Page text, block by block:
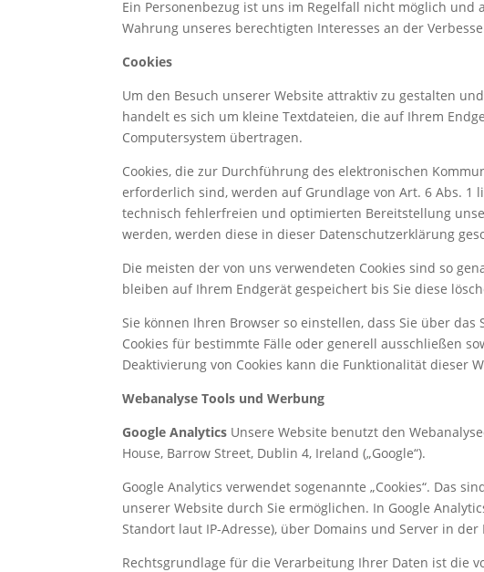
Ein Personenbezug ist uns im Regelfall nicht möglich
Wahrung unseres berechtigten Interesses an der
Cookies
Um den Besuch unserer Website attraktiv zu gestalten
handelt es sich um kleine Textdateien, die auf Ihrem
Computersystem übertragen.
Cookies, die zur Durchführung des elektronischen
erforderlich sind, werden auf Grundlage von Art. 6 Abs. 1
technisch fehlerfreien und optimierten Bereitstellung
werden, werden diese in dieser Datenschutzerklärung
Die meisten der von uns verwendeten Cookies sind so
bleiben auf Ihrem Endgerät gespeichert bis Sie diese
Sie können Ihren Browser so einstellen, dass Sie über
Cookies für bestimmte Fälle oder generell ausschließen
Deaktivierung von Cookies kann die Funktionalität dieser
Webanalyse Tools und Werbung
Google Analytics Unsere Website benutzt den
House, Barrow Street, Dublin 4, Ireland („Google“).
Google Analytics verwendet sogenannte „Cookies“. Das
unserer Website durch Sie ermöglichen. In Google
Standort laut IP-Adresse), über Domains und Server in
Rechtsgrundlage für die Verarbeitung Ihrer Daten ist die